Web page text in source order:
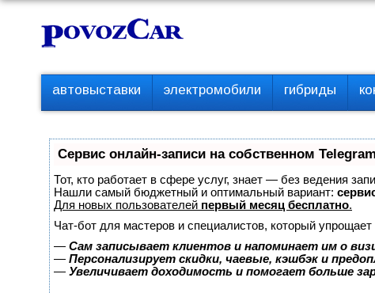
Перейти
контенту
р
о
е
м
е
ю
автовыставки электромобили гибриды
Сервис онлайн-записи на собственном
Тот, кто работает в сфере услуг, знает — без ведения
Нашли самый бюджетный и оптимальный вариант:
Для новых пользователей первый месяц бесплатно.
Чат-бот для мастеров и специалистов, который упрощает
— Сам записывает клиентов и напоминает им о
— Персонализирует скидки, чаевые, кэшбэк и
— Увеличивает доходимость и помогает больше